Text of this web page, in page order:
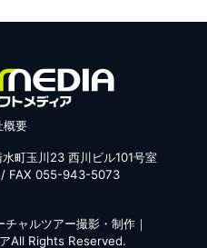
概要
町玉川23 西川ビル101号室
/ FAX 055-943-5073
チャルツアー撮影・制作｜
All Rights Reserved.